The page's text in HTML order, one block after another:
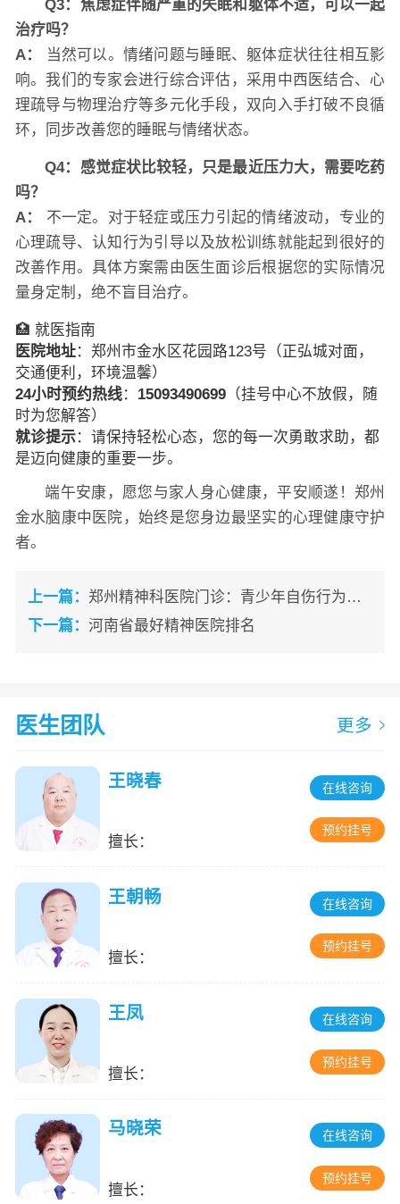
Q3：焦虑症伴随严重的失眠和躯体不适，可以一起
治疗吗？
A：
当然可以。情绪问题与睡眠、躯体症状往往相互影
响。我们的专家会进行综合评估，采用中西医结合、心
理疏导与物理治疗等多元化手段，双向入手打破不良循
环，同步改善您的睡眠与情绪状态。
Q4：感觉症状比较轻，只是最近压力大，需要吃药
吗？
A：
不一定。对于轻症或压力引起的情绪波动，专业的
心理疏导、认知行为引导以及放松训练就能起到很好的
改善作用。具体方案需由医生面诊后根据您的实际情况
量身定制，绝不盲目治疗。
🏥 就医指南
医院地址：郑州市金水区花园路123号（正弘城对面，
交通便利，环境温馨）
24小时预约热线： 15093490699（挂号中心不放假，随
时为您解答）
就诊提示：请保持轻松心态，您的每一次勇敢求助，都
是迈向健康的重要一步。
端午安康，愿您与家人身心健康，平安顺遂！郑州
金水脑康中医院，始终是您身边最坚实的心理健康守护
者。
上一篇： 郑州精神科医院门诊：青少年自伤行为频发，心理科医生如何开展危机干预
下一篇： 河南省最好精神医院排名
医生团队 更多
王晓春
擅长：
在线咨询
预约挂号
王朝畅
擅长：
在线咨询
预约挂号
王凤
擅长：
在线咨询
预约挂号
马晓荣
擅长：
在线咨询
预约挂号